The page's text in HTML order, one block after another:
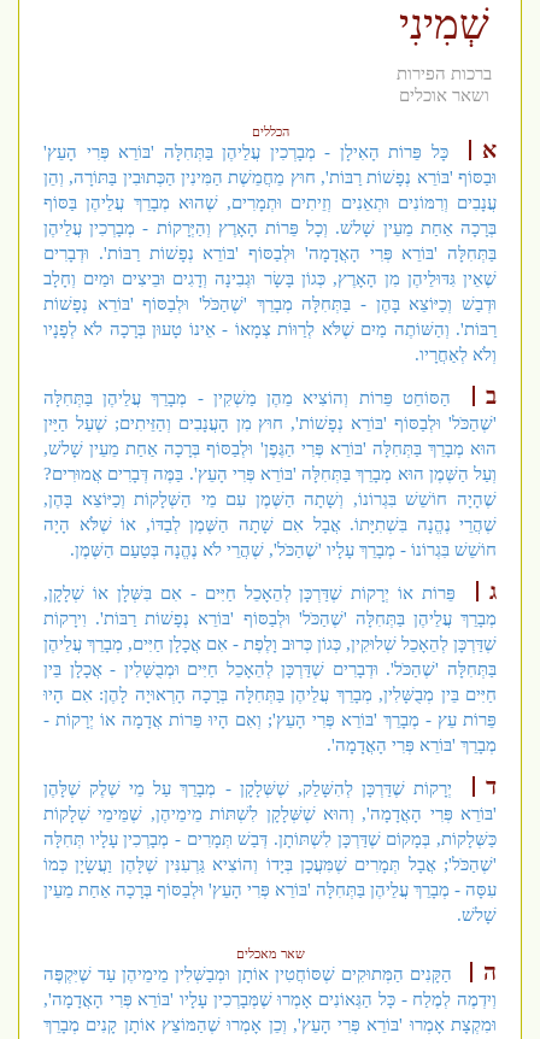
שְׁמִינִי
ברכות הפירות
ושאר אוכלים
הכללים
כָּל פֵּרוֹת הָאִילָן - מְבָרְכִין עֲלֵיהֶן בַּתְּחִלָּה 'בּוֹרֵא פְּרִי הָעֵץ'
וּבַסּוֹף 'בּוֹרֵא נְפָשׁוֹת רַבּוֹת', חוּץ מֵחֲמֵשֶׁת הַמִּינִין הַכְּתוּבִין בַּתּוֹרָה, וְהֵן
עֲנָבִים וְרִמּוֹנִים וּתְאֵנִים וְזֵיתִים וּתְמָרִים, שֶׁהוּא מְבָרֵךְ עֲלֵיהֶן בַּסּוֹף
בְּרָכָה אַחַת מֵעֵין שָׁלשׁ. וְכָל פֵּרוֹת הָאָרֶץ וְהַיְּרָקוֹת - מְבָרְכִין עֲלֵיהֶן
בַּתְּחִלָּה 'בּוֹרֵא פְּרִי הָאֲדָמָה' וּלְבַסּוֹף 'בּוֹרֵא נְפָשׁוֹת רַבּוֹת'. וּדְבָרִים
שֶׁאֵין גִּדּוּלֵיהֶן מִן הָאָרֶץ, כְּגוֹן בָּשָׂר וּגְבִינָה וְדָגִים וּבֵיצִים וּמַיִם וְחָלָב
וּדְבַשׁ וְכַיּוֹצֵא בָּהֶן - בַּתְּחִלָּה מְבָרֵךְ 'שֶׁהַכֹּל' וּלְבַסּוֹף 'בּוֹרֵא נְפָשׁוֹת
רַבּוֹת'. וְהַשּׁוֹתֶה מַיִם שֶׁלֹּא לְרַוּוֹת צְמָאוֹ - אֵינוֹ טָעוּן בְּרָכָה לֹא לְפָנָיו
וְלֹא לְאַחֲרָיו.
הַסּוֹחֵט פֵּרוֹת וְהוֹצִיא מֵהֶן מַשְׁקִין - מְבָרֵךְ עֲלֵיהֶן בַּתְּחִלָּה
'שֶׁהַכֹּל' וּלְבַסּוֹף 'בּוֹרֵא נְפָשׁוֹת', חוּץ מִן הָעֲנָבִים וְהַזֵּיתִים; שֶׁעַל הַיַּיִן
הוּא מְבָרֵךְ בַּתְּחִלָּה 'בּוֹרֵא פְּרִי הַגֶּפֶן' וּלְבַסּוֹף בְּרָכָה אַחַת מֵעֵין שָׁלשׁ,
וְעַל הַשֶּׁמֶן הוּא מְבָרֵךְ בַּתְּחִלָּה 'בּוֹרֵא פְּרִי הָעֵץ'. בַּמֶּה דְּבָרִים אֲמוּרִים?
שֶׁהָיָה חוֹשֵׁשׁ בִּגְרוֹנוֹ, וְשָׁתָה הַשֶּׁמֶן עִם מֵי הַשְּׁלָקוֹת וְכַיּוֹצֵא בָּהֶן,
שֶׁהֲרֵי נֶהֱנָה בִּשְׁתִיָּתוֹ. אֲבָל אִם שָׁתָה הַשֶּׁמֶן לְבַדּוֹ, אוֹ שֶׁלֹּא הָיָה
חוֹשֵׁשׁ בִּגְרוֹנוֹ - מְבָרֵךְ עָלָיו 'שֶׁהַכֹּל', שֶׁהֲרֵי לֹא נֶהֱנָה בְּטַעַם הַשֶּׁמֶן.
פֵּרוֹת אוֹ יְרָקוֹת שֶׁדַּרְכָּן לְהֵאָכֵל חַיִּים - אִם בִּשְּׁלָן אוֹ שְׁלָקָן,
מְבָרֵךְ עֲלֵיהֶן בַּתְּחִלָּה 'שֶׁהַכֹּל' וּלְבַסּוֹף 'בּוֹרֵא נְפָשׁוֹת רַבּוֹת'. וִירָקוֹת
שֶׁדַּרְכָּן לְהֵאָכֵל שְׁלוּקִין, כְּגוֹן כְּרוּב וָלֶפֶת - אִם אֲכָלָן חַיִּים, מְבָרֵךְ עֲלֵיהֶן
בַּתְּחִלָּה 'שֶׁהַכֹּל'. וּדְבָרִים שֶׁדַּרְכָּן לְהֵאָכֵל חַיִּים וּמְבֻשָּׁלִין - אֲכָלָן בֵּין
חַיִּים בֵּין מְבֻשָּׁלִין, מְבָרֵךְ עֲלֵיהֶן בַּתְּחִלָּה בְּרָכָה הָרְאוּיָה לָהֶן: אִם הָיוּ
פֵּרוֹת עֵץ - מְבָרֵךְ 'בּוֹרֵא פְּרִי הָעֵץ'; וְאִם הָיוּ פֵּרוֹת אֲדָמָה אוֹ יְרָקוֹת -
מְבָרֵךְ 'בּוֹרֵא פְּרִי הָאֲדָמָה'.
יְרָקוֹת שֶׁדַּרְכָּן לְהִשָּׁלֵק, שֶׁשְּׁלָקָן - מְבָרֵךְ עַל מֵי שֶׁלֶק שֶׁלָּהֶן
'בּוֹרֵא פְּרִי הָאֲדָמָה', וְהוּא שֶׁשְּׁלָקָן לִשְׁתּוֹת מֵימֵיהֶן, שֶׁמֵּימֵי שְׁלָקוֹת
כַּשְּׁלָקוֹת, בְּמָקוֹם שֶׁדַּרְכָּן לִשְׁתּוֹתָן. דְּבַשׁ תְּמָרִים - מְבָרְכִין עָלָיו תְּחִלָּה
'שֶׁהַכֹּל'; אֲבָל תְּמָרִים שֶׁמִּעֲכָן בְּיָדוֹ וְהוֹצִיא גַּרְעִנִּין שֶׁלָּהֶן וַעֲשָׂיָן כְּמוֹ
עִסָּה - מְבָרֵךְ עֲלֵיהֶן בַּתְּחִלָּה 'בּוֹרֵא פְּרִי הָעֵץ' וּלְבַסּוֹף בְּרָכָה אַחַת מֵעֵין
שָׁלשׁ.
שאר מאכלים
הַקָּנִים הַמְּתוּקִים שֶׁסּוֹחֲטִין אוֹתָן וּמְבַשְּׁלִין מֵימֵיהֶן עַד שֶׁיִּקְפֶּה
וְיִדְמֶה לְמֶלַח - כָּל הַגְּאוֹנִים אָמְרוּ שֶׁמְּבָרְכִין עָלָיו 'בּוֹרֵא פְּרִי הָאֲדָמָה',
וּמִקְצָת אָמְרוּ 'בּוֹרֵא פְּרִי הָעֵץ', וְכֵן אָמְרוּ שֶׁהַמּוֹצֵץ אוֹתָן קָנִים מְבָרֵךְ